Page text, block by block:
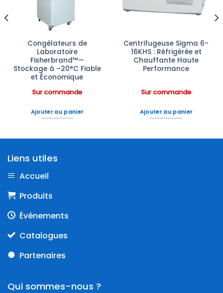
Congélateurs de
Laboratoire
Fisherbrand™—
Stockage à –20°C Fiable
et Économique
Sur commande
Ajouter au panier
Centrifugeuse Sigma 6-
16KHS : Réfrigérée et
Chauffante Haute
Performance
Sur commande
Ajouter au panier
Liens utiles
Accueil
Produits
Événements
Catalogues
Partenaires
Qui sommes-nous ?